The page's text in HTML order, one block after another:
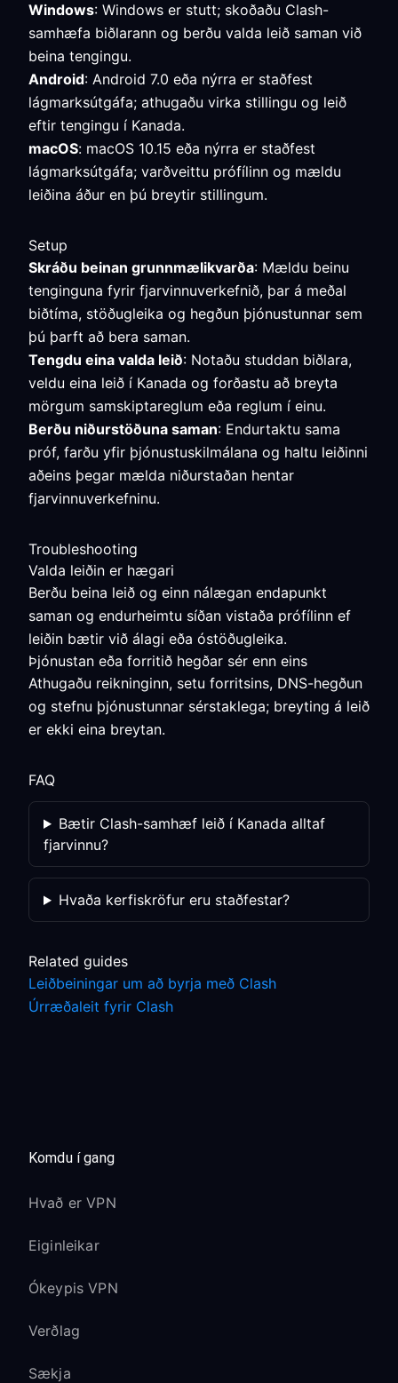
Windows: Windows er stutt; skoðaðu Clash-
samhæfa biðlarann og berðu valda leið saman við
beina tengingu.
Android: Android 7.0 eða nýrra er staðfest
lágmarksútgáfa; athugaðu virka stillingu og leið
eftir tengingu í Kanada.
macOS: macOS 10.15 eða nýrra er staðfest
lágmarksútgáfa; varðveittu prófílinn og mældu
leiðina áður en þú breytir stillingum.
Setup
Skráðu beinan grunnmælikvarða: Mældu beinu
tenginguna fyrir fjarvinnuverkefnið, þar á meðal
biðtíma, stöðugleika og hegðun þjónustunnar sem
þú þarft að bera saman.
Tengdu eina valda leið: Notaðu studdan biðlara,
veldu eina leið í Kanada og forðastu að breyta
mörgum samskiptareglum eða reglum í einu.
Berðu niðurstöðuna saman: Endurtaktu sama
próf, farðu yfir þjónustuskilmálana og haltu leiðinni
aðeins þegar mælda niðurstaðan hentar
fjarvinnuverkefninu.
Troubleshooting
Valda leiðin er hægari
Berðu beina leið og einn nálægan endapunkt
saman og endurheimtu síðan vistaða prófílinn ef
leiðin bætir við álagi eða óstöðugleika.
Þjónustan eða forritið hegðar sér enn eins
Athugaðu reikninginn, setu forritsins, DNS-hegðun
og stefnu þjónustunnar sérstaklega; breyting á leið
er ekki eina breytan.
FAQ
Bætir Clash-samhæf leið í Kanada alltaf
fjarvinnu?
Hvaða kerfiskröfur eru staðfestar?
Related guides
Leiðbeiningar um að byrja með Clash
Úrræðaleit fyrir Clash
Komdu í gang
Hvað er VPN
Eiginleikar
Ókeypis VPN
Verðlag
Sækja